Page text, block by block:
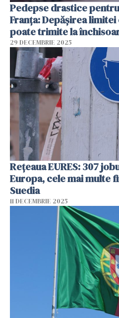
Pedepse drastice
Franța: Depășirea
poate trimite la
29 DECEMBRIE 2025
Rețeaua EURES: 307
Europa, cele mai multe
Suedia
11 DECEMBRIE 2025